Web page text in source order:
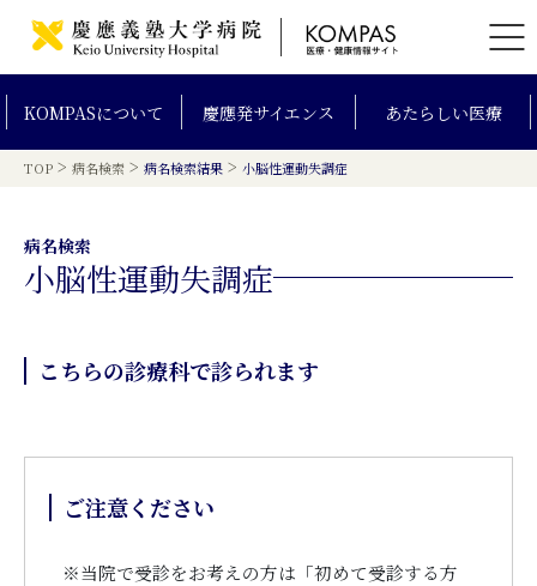
KOMPASについて 慶應発サイエンス あたらしい医療
TOP > 病名検索 > 病名検索結果 > 小脳性運動失調症
病名検索
小脳性運動失調症
こちらの診療科で診られます
ご注意ください
※当院で受診をお考えの方は「初めて受診する方